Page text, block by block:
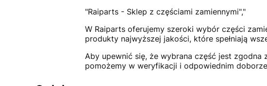
"Raiparts - Sklep z częściami zamiennymi","
W Raiparts oferujemy szeroki wybór części
produkty najwyższej jakości, które spełniają
Aby upewnić się, że wybrana część jest zgodna
pomożemy w weryfikacji i odpowiednim